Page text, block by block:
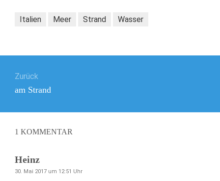
Italien Meer Strand Wasser
Zurück
Vorheriger
am Strand
1 KOMMENTAR
Heinz
30. Mai 2017 um 12:51 Uhr